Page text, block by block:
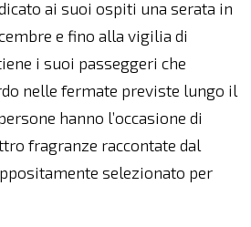
ai suoi ospiti una serata in
e fino alla vigilia di
i suoi passeggeri che
nelle fermate previste lungo il
hanno l’occasione di
fragranze raccontate dal
selezionato per